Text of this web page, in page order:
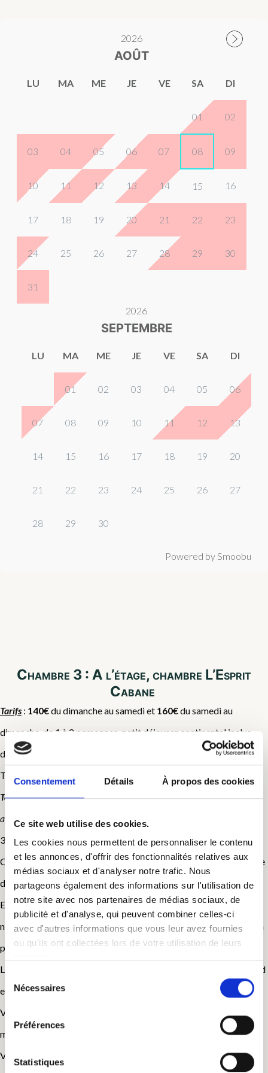
Consentement Détails À propos des cookies
Ce site web utilise des cookies.
Les cookies nous permettent de personnaliser le contenu
et les annonces, d'offrir des fonctionnalités relatives aux
médias sociaux et d'analyser notre trafic. Nous
partageons également des informations sur l'utilisation de
notre site avec nos partenaires de médias sociaux, de
publicité et d'analyse, qui peuvent combiner celles-ci
avec d'autres informations que vous leur avez fournies
ou qu'ils ont collectées lors de votre utilisation de leurs
Sélection
du Nécessaires
Préférences
Statistiques
2026
AOÛT
LU MA ME JE VE SA DI
01 02
03 04 05 06 07 08 09
10 11 12 13 14 15 16
17 18 19 20 21 22 23
24 25 26 27 28 29 30
31
2026
SEPTEMBRE
LU MA ME JE VE SA DI
01 02 03 04 05 06
07 08 09 10 11 12 13
14 15 16 17 18 19 20
21 22 23 24 25 26 27
28 29 30
Powered by Smoobu
Chambre 3 : A l’étage, chambre L’Esprit
Cabane
Tarifs : 140€du dimanche au samedi et 160€du samedi au
dimanche, de 1 à 2 personnes, petit déjeuner continental inclus
dans le tarif. 20€/ personnes supplémentaire.
Taxe de séjour en supplément (0,80€/ nuit/pers en 2026)
Tarif préférentiel au delà de 4 nuits, nous contacter pour le tarif
appliqué.
30m2 / lit 160X200 / 2 lits de 90X190 /de 2 à 5 personnes
Cette chambre peut accueillir de 2 à 5 personnes, d’une superficie
de 30m2 au total.
Entièrement repensée dans un esprit cabane, enduit à la chaux
naturelle, parquet flottant bois, faïence salle de bains en travertin
pour un effet thermal.
La cabane à l’étage est entièrement faite de bois du sol au plafond
en passant par les lits !
Vous pourrez également profiter du filet d’habitation pour un
moment de détente bien mérité.
Vue sur la forêt, au calme, au petit matin vous pourrez entendre le